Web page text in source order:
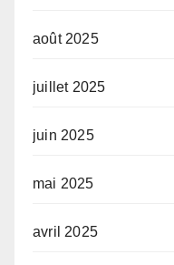
août 2025
juillet 2025
juin 2025
mai 2025
avril 2025